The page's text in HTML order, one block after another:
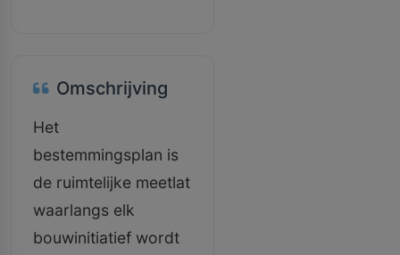
Omschrijving
Het
bestemmingsplan is
de ruimtelijke meetlat
waarlangs elk
bouwinitiatief wordt